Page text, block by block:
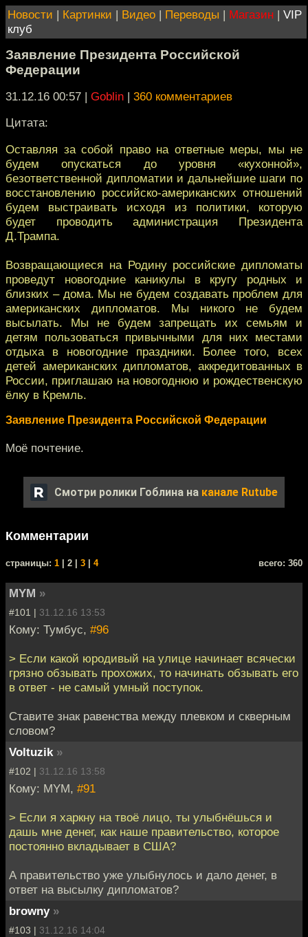
Новости | Картинки | Видео | Переводы | Магазин | VIP
клуб
Заявление Президента Российской
Федерации
31.12.16 00:57 | Goblin | 360 комментариев
Цитата:
Оставляя за собой право на ответные меры, мы не
будем опускаться до уровня «кухонной»,
безответственной дипломатии и дальнейшие шаги по
восстановлению российско-американских отношений
будем выстраивать исходя из политики, которую
будет проводить администрация Президента
Д.Трампа.
Возвращающиеся на Родину российские дипломаты
проведут новогодние каникулы в кругу родных и
близких – дома. Мы не будем создавать проблем для
американских дипломатов. Мы никого не будем
высылать. Мы не будем запрещать их семьям и
детям пользоваться привычными для них местами
отдыха в новогодние праздники. Более того, всех
детей американских дипломатов, аккредитованных в
России, приглашаю на новогоднюю и рождественскую
ёлку в Кремль.
Заявление Президента Российской Федерации
Моё почтение.
Смотри ролики Гоблина на канале Rutube
Комментарии
cтраницы: 1 | 2 | 3 4 всего: 360
MYM »
#101 | 31.12.16 13:53
Кому: Тумбус, #96
> Если какой юродивый на улице начинает всячески
грязно обзывать прохожих, то начинать обзывать его
в ответ - не самый умный поступок.
Ставите знак равенства между плевком и скверным
словом?
Voltuzik »
#102 | 31.12.16 13:58
Кому: MYM, #91
> Если я харкну на твоё лицо, ты улыбнёшься и
дашь мне денег, как наше правительство, которое
постоянно вкладывает в США?
А правительство уже улыбнулось и дало денег, в
ответ на высылку дипломатов?
browny »
#103 | 31.12.16 14:04